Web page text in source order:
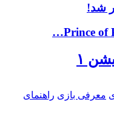
شد!
معرفی بازی راهنمای